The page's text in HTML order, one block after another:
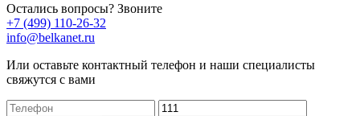
Остались вопросы? Звоните
+7 (499) 110-26-32
info@belkanet.ru
Или оставьте контактный телефон и наши специалисты
свяжутся с вами